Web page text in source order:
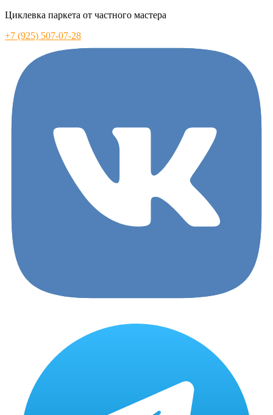
Циклевка паркета от частного мастера
+7 (925) 507-07-28